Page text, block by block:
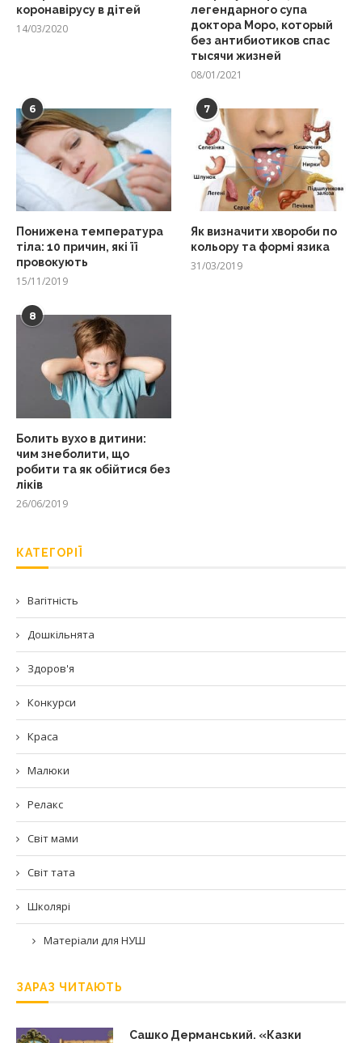
коронавірусу в дітей
14/03/2020
легендарного супа
доктора Моро, который
без антибиотиков спас
тысячи жизней
08/01/2021
6
Понижена температура
тіла: 10 причин, які її
провокують
15/11/2019
7
Як визначити хвороби по
кольору та формі язика
31/03/2019
8
Болить вухо в дитини:
чим знеболити, що
робити та як обійтися без
ліків
26/06/2019
КАТЕГОРІЇ
Вагітність
Дошкільнята
Здоров'я
Конкурси
Краса
Малюки
Релакс
Світ мами
Світ тата
Школярі
Матеріали для НУШ
ЗАРАЗ ЧИТАЮТЬ
Сашко Дерманський. «Казки